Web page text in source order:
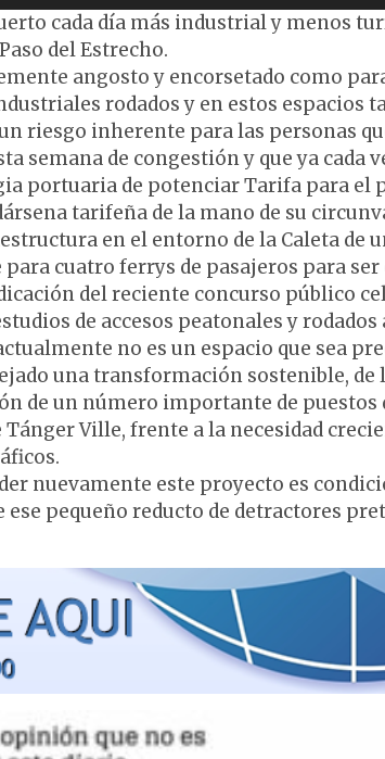
cada día más industrial y menos
del Estrecho.
angosto y encorsetado como
rodados y en estos espacios
riesgo inherente para las personas
semana de congestión y que ya cada
portuaria de potenciar Tarifa para el
tarifeña de la mano de su
en el entorno de la Caleta de
cuatro ferrys de pasajeros para
del reciente concurso público
de accesos peatonales y
no es un espacio que sea
una transformación sostenible, de
de un número importante de puestos
Ville, frente a la necesidad
nuevamente este proyecto es
ese pequeño reducto de detractores